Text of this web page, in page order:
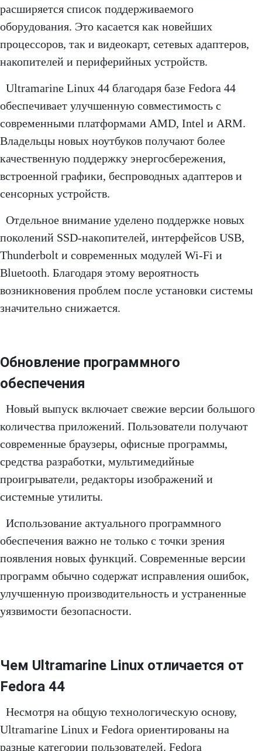
расширяется список поддерживаемого
оборудования. Это касается как новейших
процессоров, так и видеокарт, сетевых адаптеров,
накопителей и периферийных устройств.
Ultramarine Linux 44 благодаря базе Fedora 44
обеспечивает улучшенную совместимость с
современными платформами AMD, Intel и ARM.
Владельцы новых ноутбуков получают более
качественную поддержку энергосбережения,
встроенной графики, беспроводных адаптеров и
сенсорных устройств.
Отдельное внимание уделено поддержке новых
поколений SSD-накопителей, интерфейсов USB,
Thunderbolt и современных модулей Wi-Fi и
Bluetooth. Благодаря этому вероятность
возникновения проблем после установки системы
значительно снижается.
Обновление программного
обеспечения
Новый выпуск включает свежие версии большого
количества приложений. Пользователи получают
современные браузеры, офисные программы,
средства разработки, мультимедийные
проигрыватели, редакторы изображений и
системные утилиты.
Использование актуального программного
обеспечения важно не только с точки зрения
появления новых функций. Современные версии
программ обычно содержат исправления ошибок,
улучшенную производительность и устраненные
уязвимости безопасности.
Чем Ultramarine Linux отличается от
Fedora 44
Несмотря на общую технологическую основу,
Ultramarine Linux и Fedora ориентированы на
разные категории пользователей. Fedora